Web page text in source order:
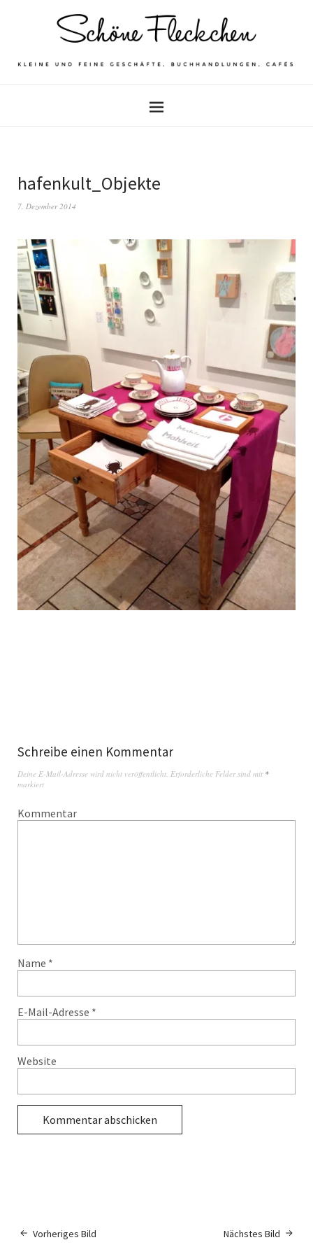
hafenkult_Objekte
7. Dezember 2014
Schreibe einen Kommentar
Deine E-Mail-Adresse wird nicht veröffentlicht. Erforderliche Felder sind mit *
markiert
Kommentar
Name *
E-Mail-Adresse *
Website
Nächstes Bild
Vorheriges Bild